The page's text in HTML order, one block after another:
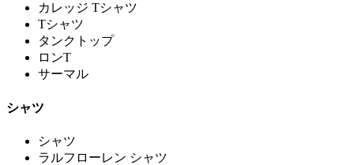
カレッジ Tシャツ
Tシャツ
タンクトップ
ロンT
サーマル
シャツ
シャツ
ラルフローレン シャツ